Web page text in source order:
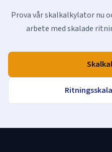
Prova vår skalkalkylator nu
arbete med skalade